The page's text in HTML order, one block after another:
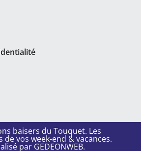
baisers du Touquet. Les
vos week-end & vacances.
par GEDEONWEB.